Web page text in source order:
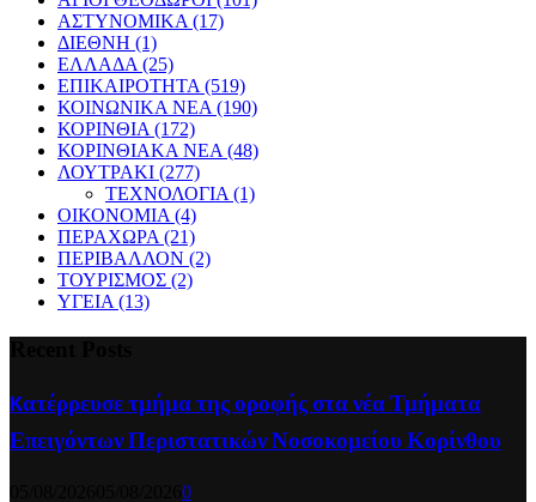
ΑΣΤΥΝΟΜΙΚΑ (17)
ΔΙΕΘΝΗ (1)
ΕΛΛΑΔΑ (25)
ΕΠΙΚΑΙΡΟΤΗΤΑ (519)
ΚΟΙΝΩΝΙΚΑ ΝΕΑ (190)
ΚΟΡΙΝΘΙΑ (172)
ΚΟΡΙΝΘΙΑΚΑ ΝΕΑ (48)
ΛΟΥΤΡΑΚΙ (277)
ΤΕΧΝΟΛΟΓΙΑ (1)
ΟΙΚΟΝΟΜΙΑ (4)
ΠΕΡΑΧΩΡΑ (21)
ΠΕΡΙΒΑΛΛΟΝ (2)
ΤΟΥΡΙΣΜΟΣ (2)
ΥΓΕΙΑ (13)
Kατέρρευσε τμήμα της οροφής στα νέα Τμήματα
Επειγόντων Περιστατικών Νοσοκομείου Κορίνθου
0